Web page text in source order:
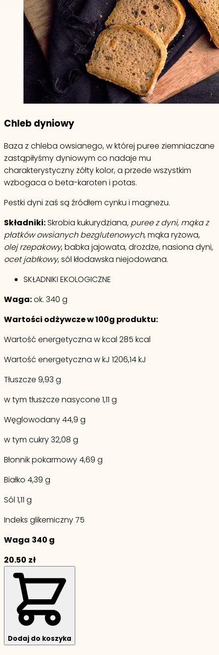
Chleb dyniowy
Baza z chleba owsianego, w której puree ziemniaczane
zastąpiłyśmy dyniowym co nadaje mu
charakterystyczny żółty kolor, a przede wszystkim
wzbogaca o beta-karoten i potas.
Pestki dyni zaś są źródłem cynku i magnezu.
Składniki:Skrobia kukurydziana, puree z dyni, mąka z
płatków owsianych bezglutenowych, mąka ryżowa,
olej rzepakowy, babka jajowata, drożdże, nasiona dyni,
ocet jabłkowy, sól kłodawska niejodowana.
SKŁADNIKI EKOLOGICZNE
Waga:ok. 340 g
Wartości odżywcze w 100g produktu:
Wartość energetyczna w kcal 285 kcal
Wartość energetyczna w kJ 1206,14 kJ
Tłuszcze 9,93 g
w tym tłuszcze nasycone 1,11 g
Węglowodany 44,9 g
w tym cukry 32,08 g
Błonnik pokarmowy 4,69 g
Białko 4,39 g
Sól 1,11 g
Indeks glikemiczny 75
Waga 340 g
20.50 zł
Dodaj do koszyka